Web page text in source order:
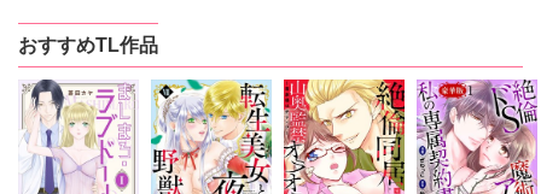
おすすめTL作品